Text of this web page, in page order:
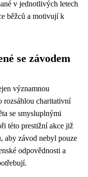
v jednotlivých letech
běžců a motivují k
se závodem
významnou
rozsáhlou charitativní
se smysluplnými
této prestižní akce již
aby závod nebyl pouze
odpovědnosti a